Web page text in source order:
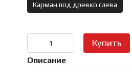
Карман под древко слева
Купить
Описание